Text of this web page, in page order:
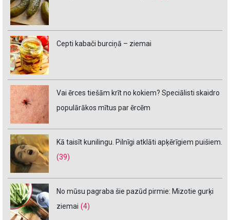
Cepti kabači burciņā – ziemai
Vai ērces tiešām krīt no kokiem? Speciālisti skaidro
populārākos mītus par ērcēm
Kā taisīt kunilingu. Pilnīgi atklāti apķērīgiem puišiem.
(39)
No mūsu pagraba šie pazūd pirmie: Mizotie gurķi
ziemai (4)